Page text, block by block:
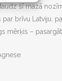
šī mazā
brīvu Latviju.
mērķis –